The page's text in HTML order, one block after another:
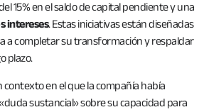
15% en el saldo de capital pendiente y una
intereses. Estas iniciativas están diseñadas
a completar su transformación y respaldar
plazo.
contexto en el que la compañía había
sustancial» sobre su capacidad para